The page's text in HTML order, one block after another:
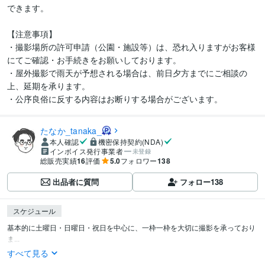
できます。
【注意事項】
・撮影場所の許可申請（公園・施設等）は、恐れ入りますがお客様
にてご確認・お手続きをお願いしております。
・屋外撮影で雨天が予想される場合は、前日夕方までにご相談の
上、延期を承ります。
・公序良俗に反する内容はお断りする場合がございます。
たなか_tanaka_
本人確認
機密保持契約(NDA)
インボイス発行事業者
未登録
総販売実績16評価 5.0フォロワー138
出品者に質問 フォロー138
スケジュール
基本的に土曜日・日曜日・祝日を中心に、一枠一枠を大切に撮影を承っており
ま...
すべて見る